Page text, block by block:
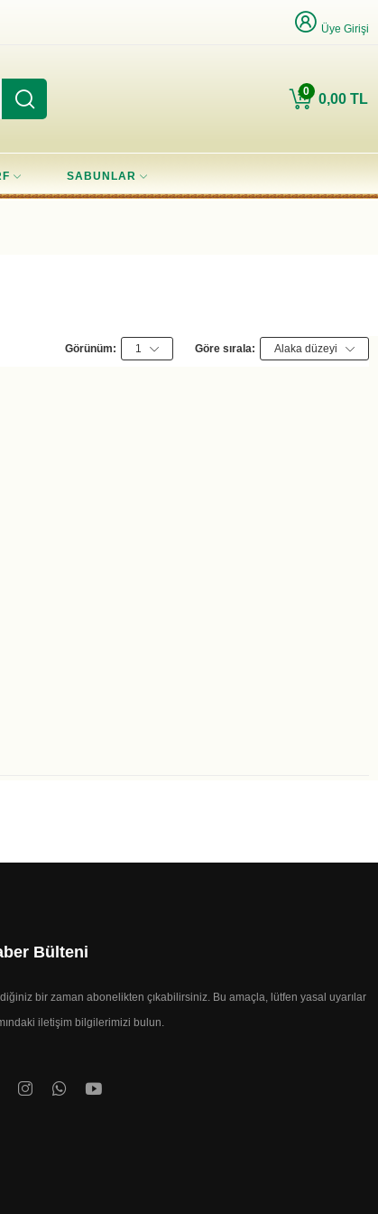
Üye Girişi
0,00 TL
0
SABUNLAR
Görünüm: 1 Göre sırala: Alaka düzeyi
Bülteni
bir zaman abonelikten çıkabilirsiniz. Bu amaçla, lütfen yasal uyarılar
iletişim bilgilerimizi bulun.